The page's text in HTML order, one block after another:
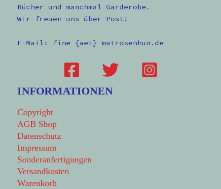
Bücher und manchmal Garderobe.
Wir freuen uns über Post!
E-Mail: fine {aet} matrosenhun.de
INFORMATIONEN
Copyright
AGB Shop
Datenschutz
Impressum
Sonderanfertigungen
Versandkosten
Warenkorb